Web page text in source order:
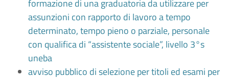
formazione di una graduatoria da utilizzare per
assunzioni con rapporto di lavoro a tempo
determinato, tempo pieno o parziale, personale
con qualifica di “assistente sociale”, livello 3°s
uneba
avviso pubblico di selezione per titoli ed esami per